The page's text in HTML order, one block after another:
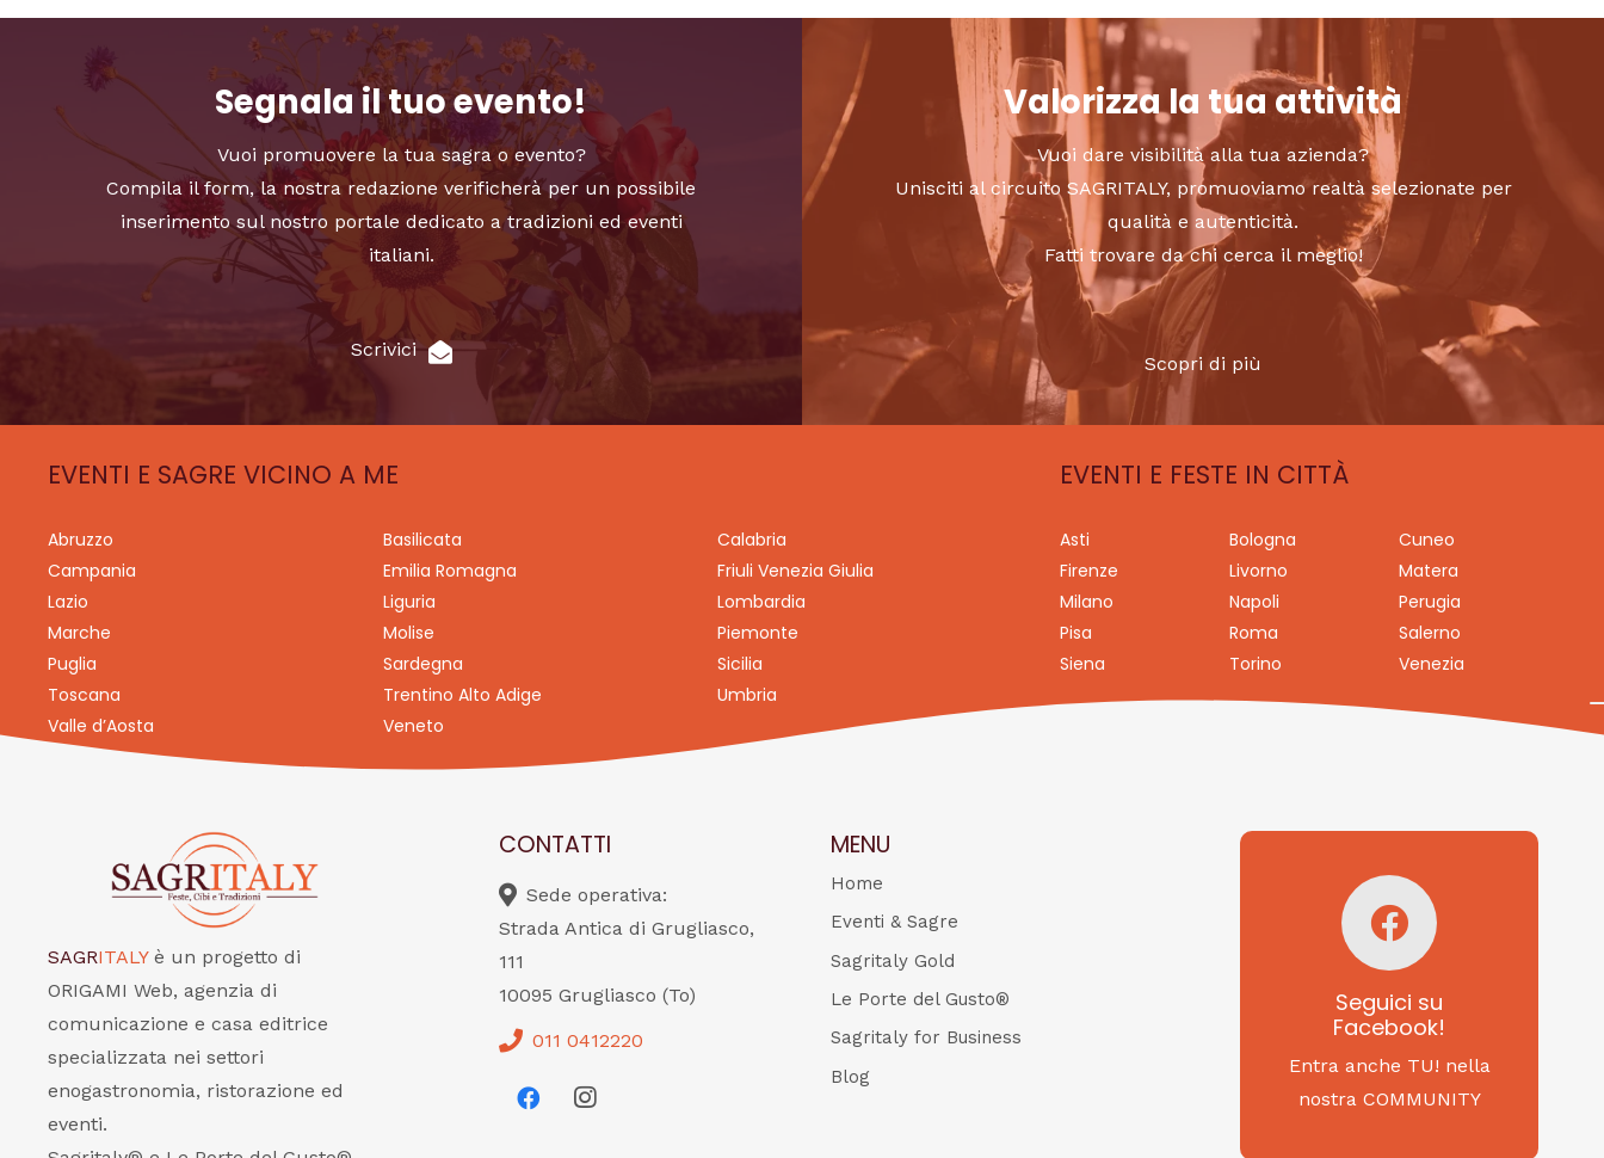
Segnala il tuo evento!
Vuoi promuovere la tua sagra o evento?
Compila il form, la nostra redazione verificherà per un possibile
inserimento sul nostro portale dedicato a tradizioni ed eventi
italiani.
Scrivici
Valorizza la tua attività
Vuoi dare visibilità alla tua azienda?
Unisciti al circuito SAGRITALY, promuoviamo realtà selezionate per
qualità e autenticità.
Fatti trovare da chi cerca il meglio!
Scopri di più
EVENTI E SAGRE VICINO A ME
Abruzzo Basilicata
Calabria
Campania
Emilia Romagna
Friuli Venezia Giulia
Lazio
Liguria
Lombardia
Marche
Molise
Piemonte
Puglia
Sardegna
Sicilia
Toscana
Trentino Alto Adige
Umbria
Valle d’Aosta
Veneto
EVENTI E FESTE IN CITTÀ
Asti Bologna
Cuneo
Firenze
Livorno
Matera
Milano
Napoli
Perugia
Pisa
Roma
Salerno
Siena
Torino Venezia
SAGRITALY è un progetto di
ORIGAMI Web, agenzia di
comunicazione e casa editrice
specializzata nei settori
enogastronomia, ristorazione ed
eventi.
CONTATTI
Sede operativa:
Strada Antica di Grugliasco,
111
10095 Grugliasco (To)
011 0412220
MENU
Home
Eventi & Sagre
Sagritaly Gold
Le Porte del Gusto®
Sagritaly for Business
Blog
Seguici su
Facebook!
Entra anche TU! nella
nostra COMMUNITY
Seguici su
Facebook!
SAGRITALY
Feste, cibi e tradizioni
da Nord a Sud...